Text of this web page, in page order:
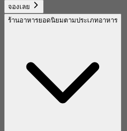
จองเลย
ร้านอาหารยอดนิยมตามประเภทอาหาร